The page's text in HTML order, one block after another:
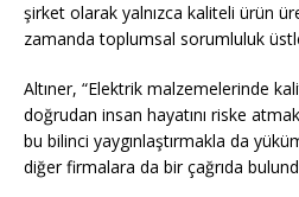
şirket olarak yalnızca kaliteli ürün
zamanda toplumsal sorumluluk
Altıner, “Elektrik malzemelerinde
doğrudan insan hayatını riske
bu bilinci yaygınlaştırmakla da
diğer firmalara da bir çağrıda